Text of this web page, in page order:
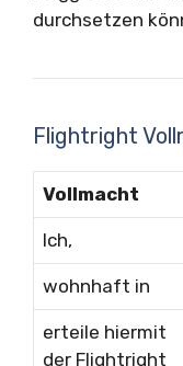
durchsetzen
Flightright
Vollmacht
Ich,
wohnhaft in
erteile hiermit
der Flightright